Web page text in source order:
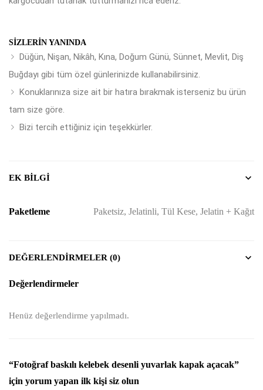
SIZLERIN YANINDA
Düğün, Nişan, Nikâh, Kına, Doğum Günü, Sünnet, Mevlit, Diş
Buğdayı gibi tüm özel günlerinizde kullanabilirsiniz.
Konuklarınıza size ait bir hatıra bırakmak isterseniz bu ürün
tam size göre.
Bizi tercih ettiğiniz için teşekkürler.
EK BILGI
Paketleme Paketsiz, Jelatinli, Tül Kese, Jelatin + Kağıt
DEĞERLENDIRMELER (0)
Değerlendirmeler
Henüz değerlendirme yapılmadı.
“Fotoğraf baskılı kelebek desenli yuvarlak kapak açacak”
için yorum yapan ilk kişi siz olun